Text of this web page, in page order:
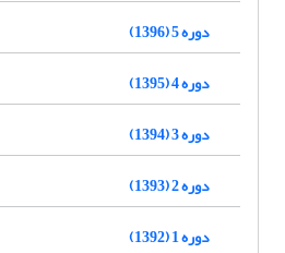
دوره 5 (1396)
دوره 4 (1395)
دوره 3 (1394)
دوره 2 (1393)
دوره 1 (1392)